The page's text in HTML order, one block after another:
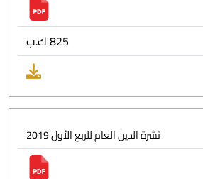
825 ك.ب
نشرة الدين العام للربع الأول 2019